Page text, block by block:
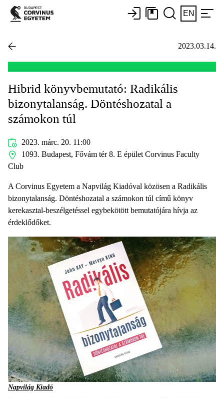
EN
2023.03.14.
Hibrid könyvbemutató: Radikális
bizonytalanság. Döntéshozatal a
számokon túl
2023. márc. 20. 11:00
1093. Budapest, Fővám tér 8. E épület Corvinus Faculty
Club
A Corvinus Egyetem a Napvilág Kiadóval közösen a Radikális
bizonytalanság. Döntéshozatal a számokon túl című könyv
kerekasztal-beszélgetéssel egybekötött bemutatójára hívja az
érdeklődőket.
Napvilág Kiadó